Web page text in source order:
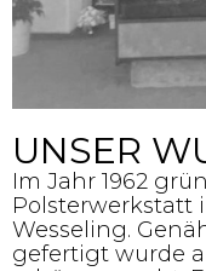
UNSER
Im Jahr 1962
Polsterwerkstatt
Wesseling.
gefertigt wurde